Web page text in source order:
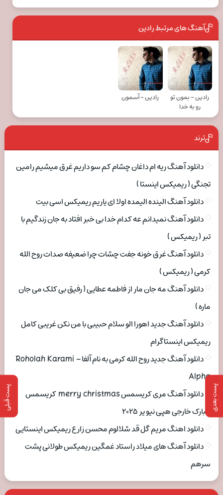
پست بعدی پست قبلی
آهنگ های مرتبط رادین
رادین - بمون تو
رو به خدا
رادین - آسمون
ترند
دانلود آهنگ ریه ام داغان چشام کم سو داریم غرق میشیم رامین
تجنگی ( ریمیکس اینستا )
دانلود آهنگ الینده الیمده اولا ای یاریم ریمیکس اسی بیت
دانلود آهنگ نمیدانم عه کدام خدا بی خبر افتاد به جان زندگیم با
تبر ( ریمیکس )
دانلود آهنگ غرق خونه جفت چشات چرا ضعیفه صدات روح الله
کرمی ( ریمیکس )
دانلود آهنگ مه جان مار از فاطمه عطایی ( رفیق بی کلک می جان
ماره )
دانلود آهنگ جدید اهورا الو سلام حبیبی با من نکن غریبی کامل
ریمیکس اینستاگرام
دانلود آهنگ جدید روح الله کرمی به نام آلفا Roholah Karami –
Alpha
دانلود آهنگ مری کریسمس merry christmas کریسمس
مبارک خارجی هپی نیو یر ۲۰۲۵
دانلود اهنگ مریم گل قد شلالوم محسن زارع ریمیکس اینستایی
دانلود آهنگ های میلاد راستاد غمگین ریمیکس طولانی پشت
سرهم